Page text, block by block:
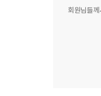
회원님들